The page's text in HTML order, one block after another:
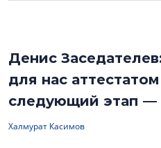
Денис
для нас
следующий этап —
Халмурат Касимов